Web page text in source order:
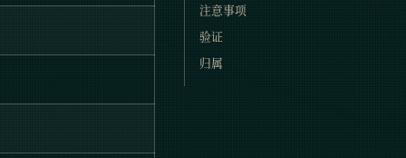
注意事项
验证
归属